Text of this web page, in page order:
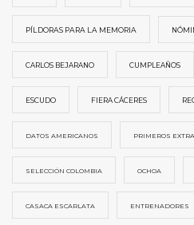
PÍLDORAS PARA LA MEMORIA
CARLOS BEJARANO CUMPLEAÑOS
ESCUDO FIERA CÁCERES
DATOS AMERICANOS PRIMEROS
SELECCIÓN COLOMBIA OCHOA
CASACA ESCARLATA ENTRENADORES